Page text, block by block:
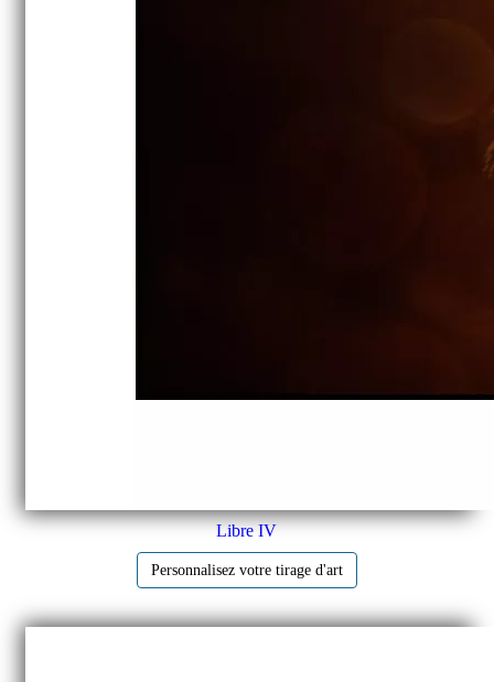
Libre IV
Personnalisez votre tirage d'art